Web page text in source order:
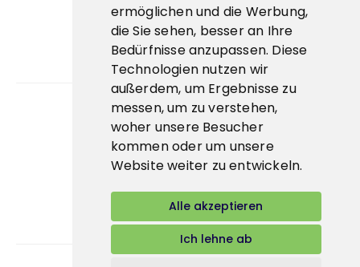
ermöglichen und die Werbung,
die Sie sehen, besser an Ihre
Bedürfnisse anzupassen. Diese
Technologien nutzen wir
außerdem, um Ergebnisse zu
messen, um zu verstehen,
woher unsere Besucher
kommen oder um unsere
Website weiter zu entwickeln.
Alle akzeptieren
Ich lehne ab
Wichtige Links
Bidcorp Group ↗
Prima Eis↗
App
E-shop